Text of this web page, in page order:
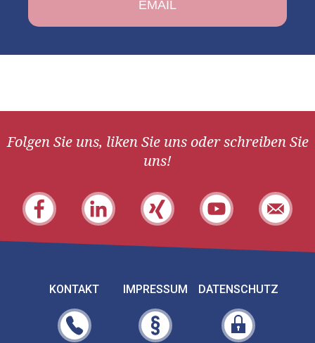
Folgen Sie uns, liken Sie uns oder schreiben Sie
uns!
KONTAKT IMPRESSUM DATENSCHUTZ